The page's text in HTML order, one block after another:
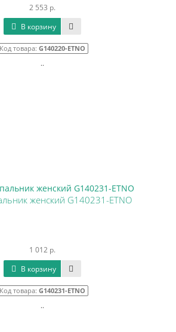
2 553 р.
В корзину
Код товара: G140220-ETNO
..
женский G140231-ETNO
1 012 р.
В корзину
Код товара: G140231-ETNO
..